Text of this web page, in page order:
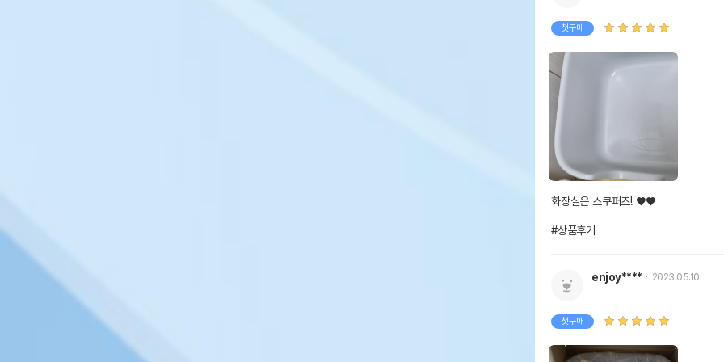
첫구매
화장실은 스쿠퍼즈! ♥♥
#상품후기
enjoy**** 2023.05.10
첫구매